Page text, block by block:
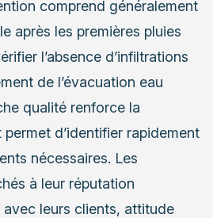
comprend généralement
après les premières pluies
l’absence d’infiltrations
de l’évacuation eau
qualité renforce la
d’identifier rapidement
nécessaires. Les
à leur réputation
avec leurs clients, attitude